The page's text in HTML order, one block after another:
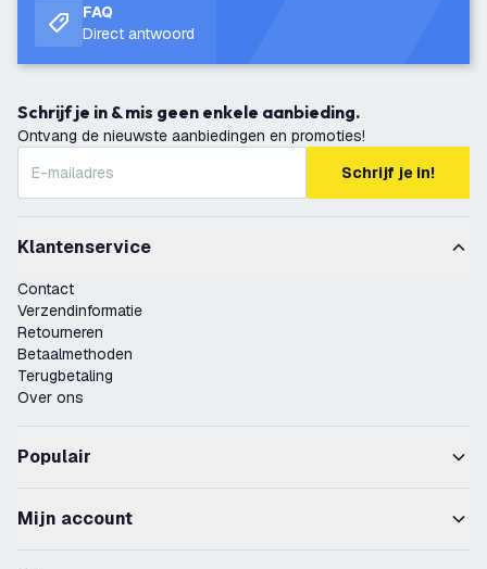
FAQ
Direct antwoord
Schrijf je in & mis geen enkele aanbieding.
Ontvang de nieuwste aanbiedingen en promoties!
Schrijf je in!
Klantenservice
Contact
Verzendinformatie
Retourneren
Betaalmethoden
Terugbetaling
Over ons
Populair
Mijn account